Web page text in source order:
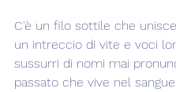
C'è un filo sottile che
un intreccio di vite e voci
sussurri di nomi mai
passato che vive nel